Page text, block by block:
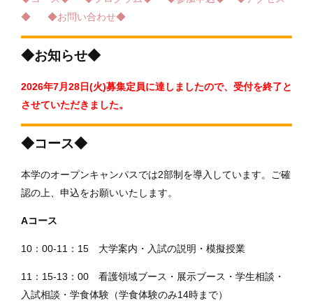
◆ ◆お問い合わせ◆
◆お知らせ◆
2026年7月28日(火)募集定員に達しましたので、受付を終了と
させていただきました。
◆コース◆
本学のオープンキャンパスでは2部制を導入しています。ご確
認の上、申込をお願いいたします。
Aコース
10：00-11：15 大学案内・入試の説明・模擬授業
11：15-13：00 看護領域ブース・展示ブース・学生相談・
入試相談・学食体験（学食体験のみ14時まで）